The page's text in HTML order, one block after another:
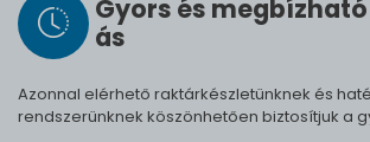
Gyors és
ás
Azonnal elérhető raktárkészletünknek és
rendszerünknek köszönhetően biztosítjuk a